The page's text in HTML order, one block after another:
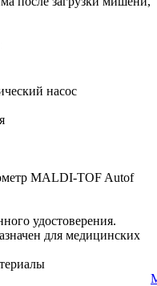
насос
MALDI-TOF Autof
удостоверения.
для медицинских